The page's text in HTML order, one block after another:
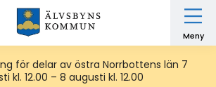
Meny
för delar av östra Norrbottens län 7
kl. 12.00 – 8 augusti kl. 12.00